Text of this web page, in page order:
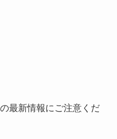
最新情報にご注意くだ